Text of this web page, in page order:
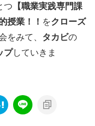
つ 【職業実践専門課
授業！！ をクローズ
をみて、 タカビの
プしていきま